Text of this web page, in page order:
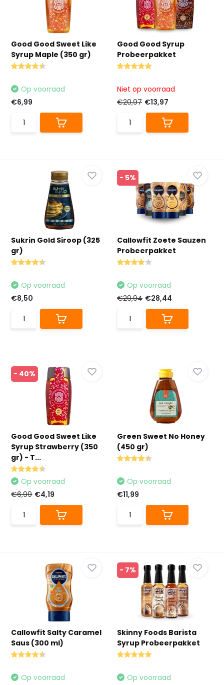
Good Good Sweet Like
Syrup Maple (350 gr)
Op voorraad
€6,99
Good Good Syrup
Probeerpakket
Niet op voorraad
€20,97 €13,97
Sukrin Gold Siroop (325
gr)
Op voorraad
€8,50
- 5%
Callowfit Zoete Sauzen
Probeerpakket
Op voorraad
€29,94 €28,44
- 40%
Good Good Sweet Like
Syrup Strawberry (350
gr) - T...
Op voorraad
€6,99 €4,19
Green Sweet No Honey
(450 gr)
Op voorraad
€11,99
Callowfit Salty Caramel
Saus (300 ml)
Op voorraad
- 7%
Skinny Foods Barista
Syrup Probeerpakket
Op voorraad